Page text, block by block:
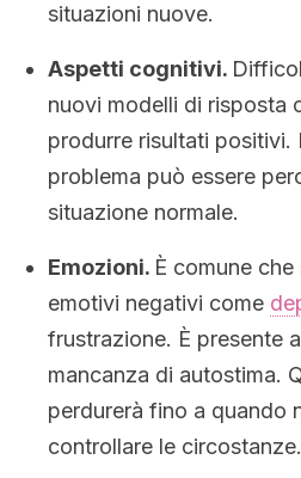
situazioni nuove.
Aspetti cognitivi.
nuovi modelli di risposta
produrre risultati positivi.
problema può essere
situazione normale.
Emozioni. È comune
emotivi negativi come
frustrazione. È presente
mancanza di autostima.
perdurerà fino a quando
controllare le circostanze.